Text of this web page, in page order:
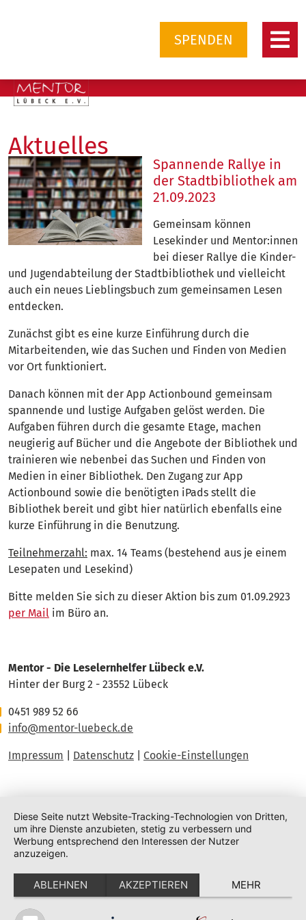
SPENDEN
Aktuelles
Spannende Rallye in
der Stadtbibliothek am
21.09.2023
Gemeinsam können
Lesekinder und Mentor:innen
bei dieser Rallye die Kinder-
und Jugendabteilung der Stadtbibliothek und vielleicht
auch ein neues Lieblingsbuch zum gemeinsamen Lesen
entdecken.
Zunächst gibt es eine kurze Einführung durch die
Mitarbeitenden, wie das Suchen und Finden von Medien
vor Ort funktioniert.
Danach können mit der App Actionbound gemeinsam
spannende und lustige Aufgaben gelöst werden. Die
Aufgaben führen durch die gesamte Etage, machen
neugierig auf Bücher und die Angebote der Bibliothek und
trainieren wie nebenbei das Suchen und Finden von
Medien in einer Bibliothek. Den Zugang zur App
Actionbound sowie die benötigten iPads stellt die
Bibliothek bereit und gibt hier natürlich ebenfalls eine
kurze Einführung in die Benutzung.
Teilnehmerzahl: max. 14 Teams (bestehend aus je einem
Lesepaten und Lesekind)
Bitte melden Sie sich zu dieser Aktion bis zum 01.09.2923
per Mail im Büro an.
Mentor - Die Leselernhelfer Lübeck e.V.
Hinter der Burg 2 - 23552 Lübeck
0451 989 52 66
info@mentor-luebeck.de
Impressum Datenschutz Cookie-Einstellungen
Diese Seite nutzt Website-Tracking-Technologien von Dritten,
um ihre Dienste anzubieten, stetig zu verbessern und
Werbung entsprechend den Interessen der Nutzer
anzuzeigen.
ABLEHNEN AKZEPTIEREN MEHR